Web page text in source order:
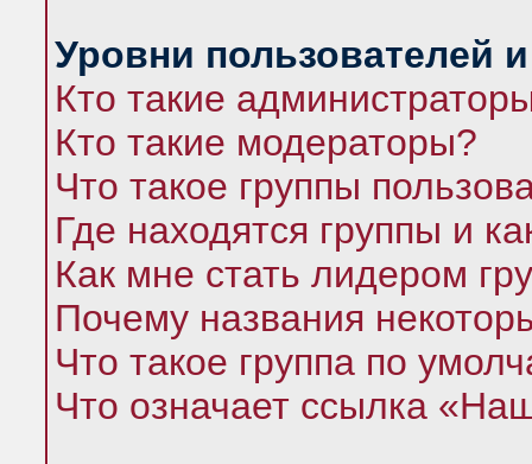
Уровни пользователей
Кто такие
Кто такие модераторы?
Что такое группы
Где находятся группы и
Как мне стать лидером
Почему названия
Что такое группа по
Что означает ссылка